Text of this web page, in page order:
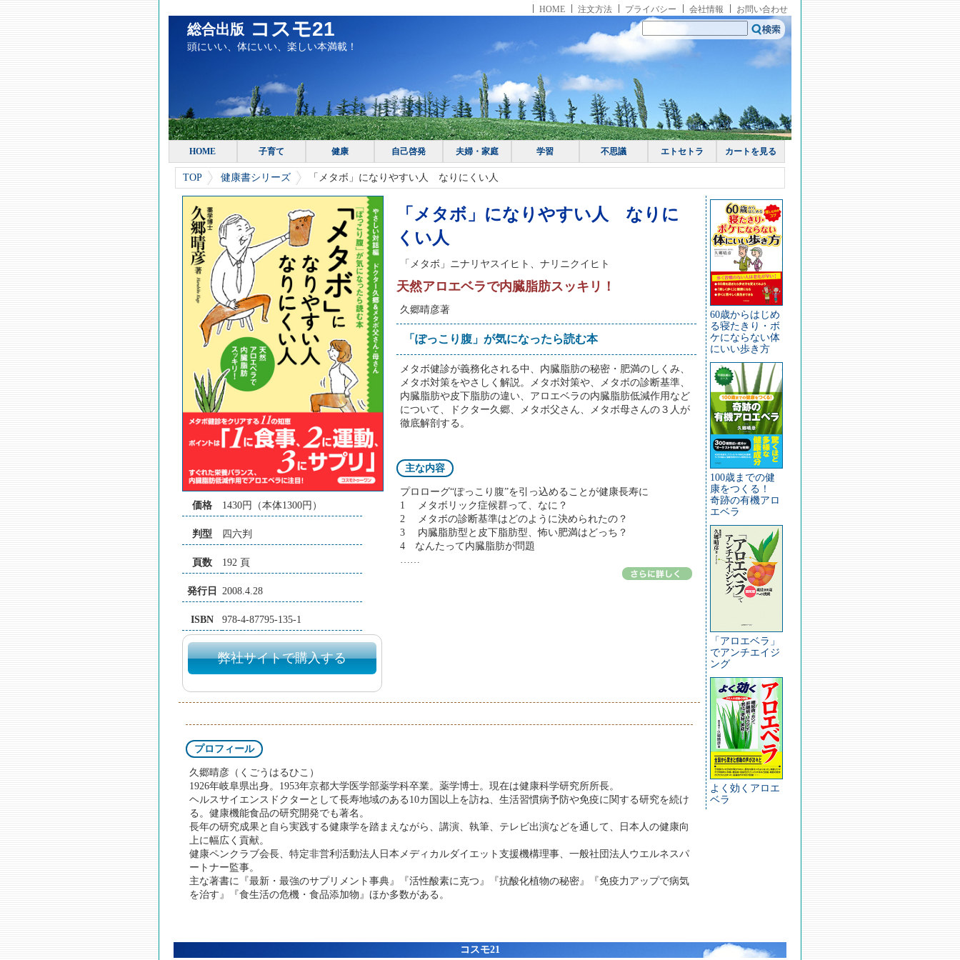
HOME 注文方法 プライバシー 会社情報 お問い合わせ
総合出版コスモ21
頭にいい、体にいい、楽しい本満載！
HOME 子育て 健康 自己啓発 夫婦・家庭 学習 不思議 エトセトラ カートを見る
TOP 健康書シリーズ 「メタボ」になりやすい人 なりにくい人
「メタボ」になりやすい人 なりに
くい人
「メタボ」ニナリヤスイヒト、ナリニクイヒト
天然アロエベラで内臓脂肪スッキリ！
久郷晴彦著
「ぽっこり腹」が気になったら読む本
メタボ健診が義務化される中、内臓脂肪の秘密・肥満のしくみ、
メタボ対策をやさしく解説。メタボ対策や、メタボの診断基準、
内臓脂肪や皮下脂肪の違い、アロエベラの内臓脂肪低減作用など
について、ドクター久郷、メタボ父さん、メタボ母さんの３人が
徹底解剖する。
主な内容
プロローグ“ぽっこり腹”を引っ込めることが健康長寿に
1 メタボリック症候群って、なに？
2 メタボの診断基準はどのように決められたの？
3 内臓脂肪型と皮下脂肪型、怖い肥満はどっち？
4 なんたって内臓脂肪が問題
……
価格 1430円（本体1300円）
判型 四六判
頁数 192 頁
発行日 2008.4.28
ISBN 978-4-87795-135-1
弊社サイトで購入する
プロフィール
久郷晴彦（くごうはるひこ）
1926年岐阜県出身。1953年京都大学医学部薬学科卒業。薬学博士。現在は健康科学研究所所長。
ヘルスサイエンスドクターとして長寿地域のある10カ国以上を訪ね、生活習慣病予防や免疫に関する研究を続け
る。健康機能食品の研究開発でも著名。
長年の研究成果と自ら実践する健康学を踏まえながら、講演、執筆、テレビ出演などを通して、日本人の健康向
上に幅広く貢献。
健康ペンクラブ会長、特定非営利活動法人日本メディカルダイエット支援機構理事、一般社団法人ウエルネスパ
ートナー監事。
主な著書に『最新・最強のサプリメント事典』『活性酸素に克つ』『抗酸化植物の秘密』『免疫力アップで病気
を治す』『食生活の危機・食品添加物』ほか多数がある。
60歳からはじめ
る寝たきり・ボ
ケにならない体
にいい歩き方
100歳までの健
康をつくる！
奇跡の有機アロ
エベラ
「アロエベラ」
でアンチエイジ
ング
よく効くアロエ
ベラ
コスモ21